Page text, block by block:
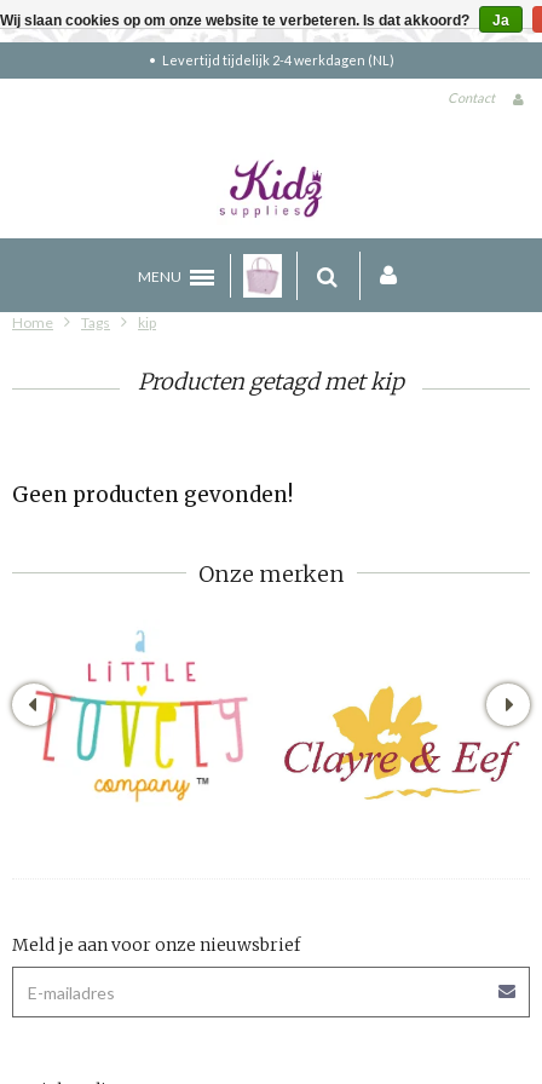
Levertijd tijdelijk 2-4 werkdagen (NL)
Contact
MENU
Home Tags kip
Producten getagd met kip
Geen producten gevonden!
Onze merken
Meld je aan voor onze nieuwsbrief
Wij slaan cookies op om onze website te verbeteren. Is dat akkoord? Ja